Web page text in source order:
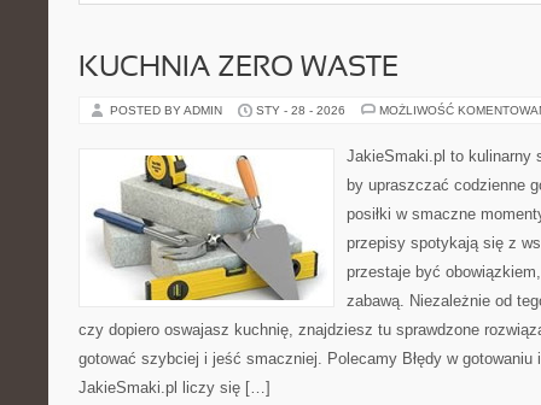
KUCHNIA ZERO WASTE
POSTED BY ADMIN STY - 28 - 2026 MOŻLIWOŚĆ
JakieSmaki.pl to kulinarny
by upraszczać codzienne
posiłki w smaczne
przepisy spotykają się z
przestaje być
zabawą. Niezależnie od
czy dopiero oswajasz kuchnię, znajdziesz tu sprawdzone
gotować szybciej i jeść smaczniej. Polecamy Błędy w gotowaniu
JakieSmaki.pl liczy się […]